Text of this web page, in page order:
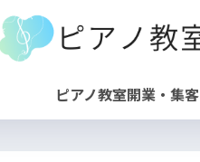
ピアノ教室開業・集客